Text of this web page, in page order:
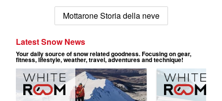
Mottarone Storia della neve